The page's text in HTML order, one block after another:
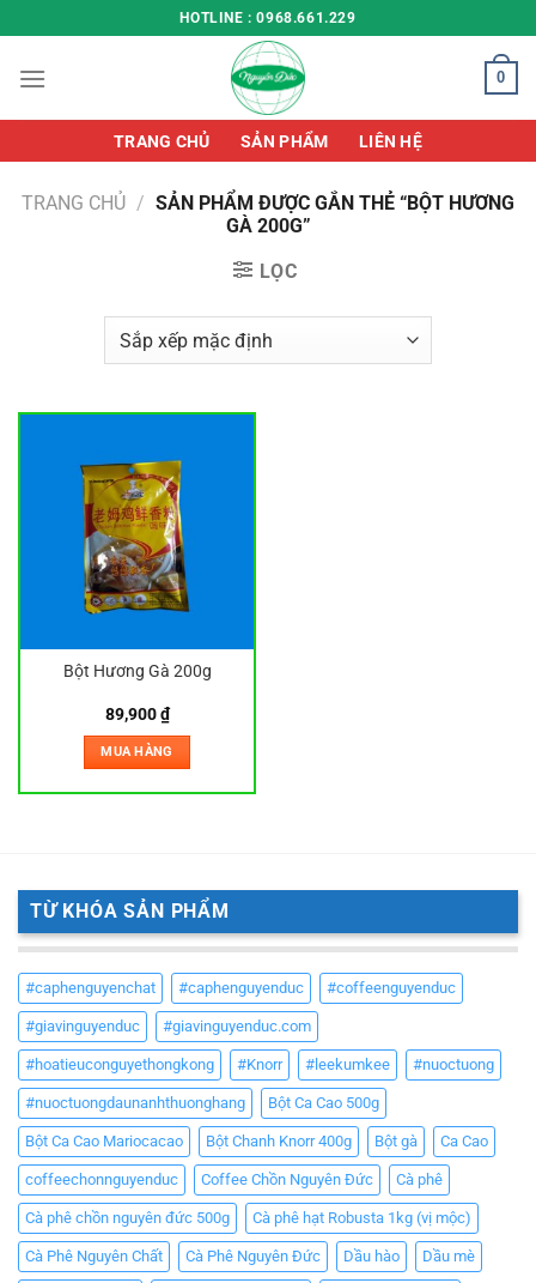
đến
nội
HOTLINE : 0968.661.229
0
TRANG CHỦ SẢN PHẨM LIÊN HỆ
TRANG CHỦ / SẢN PHẨM ĐƯỢC GẮN THẺ “BỘT HƯƠNG
GÀ 200G”
LỌC
Bột Hương Gà 200g
89,900₫
MUA HÀNG
TỪ KHÓA SẢN PHẨM
#caphenguyenchat #caphenguyenduc #coffeenguyenduc
#giavinguyenduc #giavinguyenduc.com
#hoatieuconguyethongkong #Knorr #leekumkee #nuoctuong
#nuoctuongdaunanhthuonghang Bột Ca Cao 500g
Bột Ca Cao Mariocacao Bột Chanh Knorr 400g Bột gà Ca Cao
coffeechonnguyenduc Coffee Chồn Nguyên Đức Cà phê
Cà phê chồn nguyên đức 500g Cà phê hạt Robusta 1kg (vị mộc)
Cà Phê Nguyên Chất Cà Phê Nguyên Đức Dầu hào Dầu mè